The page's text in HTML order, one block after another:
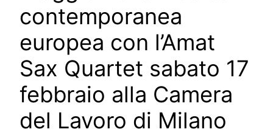
contemporanea
europea con l’Amat
Sax Quartet sabato 17
febbraio alla Camera
del Lavoro di Milano